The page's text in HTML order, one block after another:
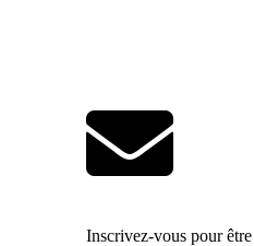
Inscrivez-vous pour